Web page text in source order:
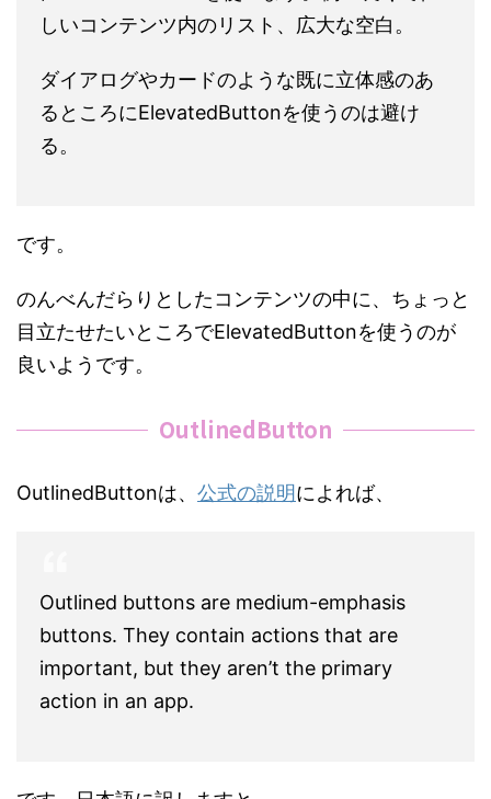
しいコンテンツ内のリスト、広大な空白。
ダイアログやカードのような既に立体感のあ
るところにElevatedButtonを使うのは避け
る。
です。
のんべんだらりとしたコンテンツの中に、ちょっと
目立たせたいところでElevatedButtonを使うのが
良いようです。
OutlinedButton
OutlinedButtonは、 公式の説明によれば、
Outlined buttons are medium-emphasis
buttons. They contain actions that are
important, but they aren’t the primary
action in an app.